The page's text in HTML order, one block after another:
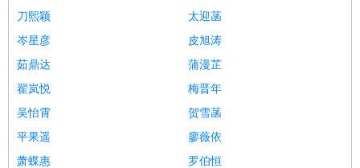
刀熙颖
太迎菡
岑星彦
皮旭涛
茹鼎达
蒲漫芷
翟岚悦
梅晋年
吴怡霄
贺雪菡
平果遥
廖薇依
萧蝶惠
罗伯恒